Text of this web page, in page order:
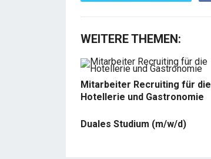
WEITERE THEMEN:
Mitarbeiter Recruiting für die
Hotellerie und Gastronomie
Duales Studium (m/w/d)